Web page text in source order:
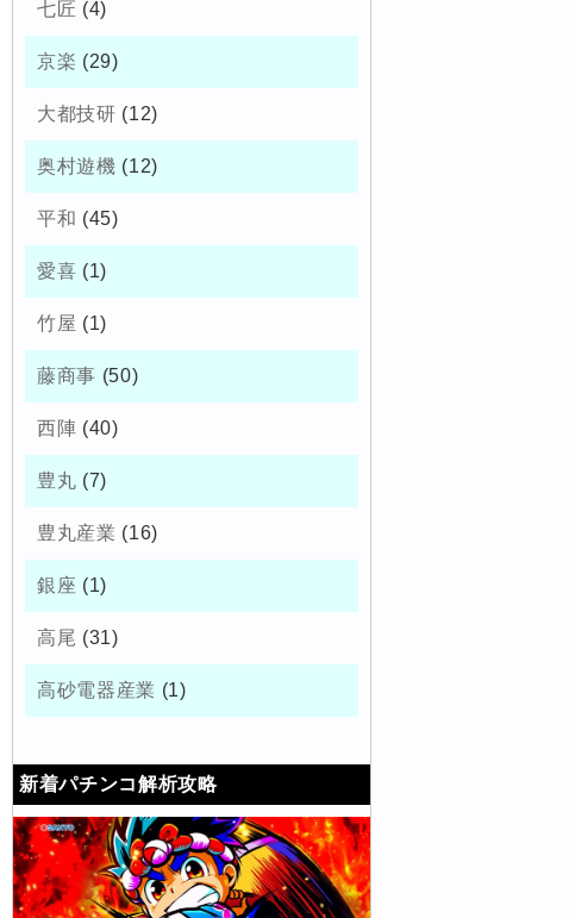
七匠 (4)
京楽 (29)
大都技研 (12)
奥村遊機 (12)
平和 (45)
愛喜 (1)
竹屋 (1)
藤商事 (50)
西陣 (40)
豊丸 (7)
豊丸産業 (16)
銀座 (1)
高尾 (31)
高砂電器産業 (1)
新着パチンコ解析攻略